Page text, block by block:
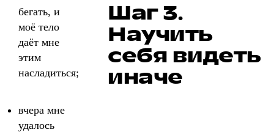
бегать, и
моё тело
даёт мне
этим
насладиться;
вчера мне
удалось
Шаг 3.
Научить
себя видеть
иначе